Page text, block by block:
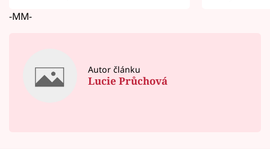
-MM-
Autor článku
Lucie Průchová